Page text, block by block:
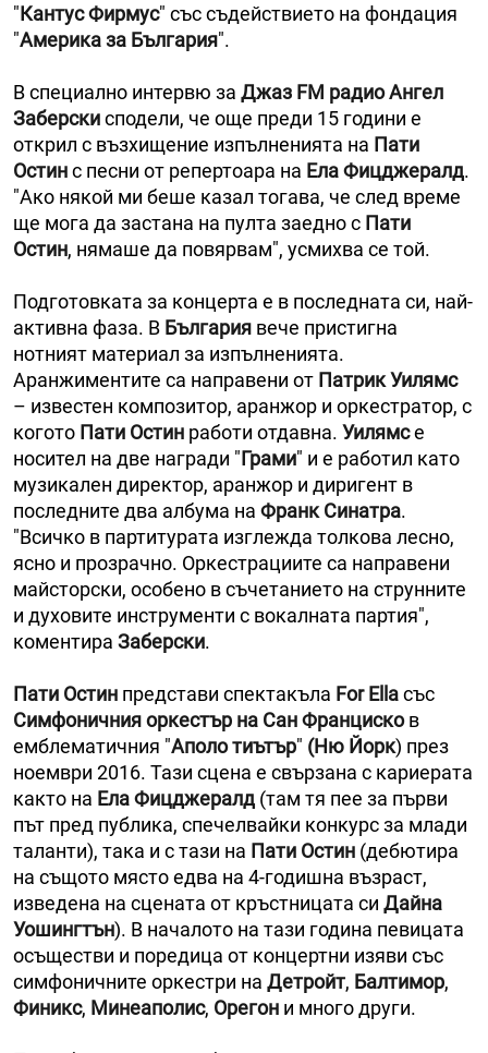
"Кантус Фирмус" със съдействието на фондация
"Америка за България".
В специално интервю за Джаз FM радио Ангел
Заберскисподели, че още преди 15 години е
открил с възхищение изпълненията на Пати
Остинс песни от репертоара на Ела Фицджералд.
"Ако някой ми беше казал тогава, че след време
ще мога да застана на пулта заедно с Пати
Остин, нямаше да повярвам", усмихва се той.
Подготовката за концерта е в последната си, най-
активна фаза. В България вече пристигна
нотният материал за изпълненията.
Аранжиментите са направени от Патрик Уилямс
– известен композитор, аранжор и оркестратор, с
когото Пати Остин работи отдавна. Уилямсе
носител на две награди "Грами" и е работил като
музикален директор, аранжор и диригент в
последните два албума на Франк Синатра.
"Всичко в партитурата изглежда толкова лесно,
ясно и прозрачно. Оркестрациите са направени
майсторски, особено в съчетанието на струнните
и духовите инструменти с вокалната партия",
коментира Заберски.
Пати Остин представи спектакъла For Ellaсъс
Симфоничния оркестър на Сан Францисков
емблематичния "Аполо тиътър" (Ню Йорк) през
ноември 2016. Тази сцена е свързана с кариерата
както на Ела Фицджералд (там тя пее за първи
път пред публика, спечелвайки конкурс за млади
таланти), така и с тази на Пати Остин (дебютира
на същото място едва на 4-годишна възраст,
изведена на сцената от кръстницата си Дайна
Уошингтън). В началото на тази година певицата
осъществи и поредица от концертни изяви със
симфоничните оркестри на Детройт, Балтимор,
Финикс, Минеаполис, Орегон и много други.